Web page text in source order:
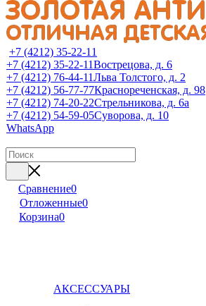
+7 (4212) 35-22-11
+7 (4212) 35-22-11Вострецова, д. 6
+7 (4212) 76-44-11Льва Толстого, д. 2
+7 (4212) 56-77-77Краснореченская, д. 98
+7 (4212) 74-20-22Стрельникова, д. 6а
+7 (4212) 54-59-05Суворова, д. 10
WhatsApp
Сравнение0
Отложенные0
Корзина0
АКСЕССУАРЫ